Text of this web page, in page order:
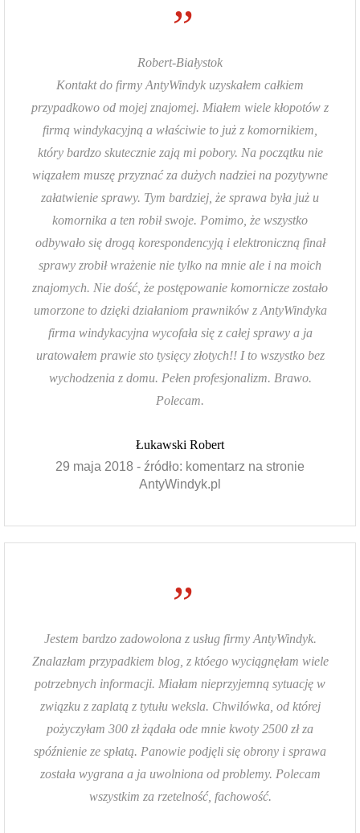
”
Robert-Białystok
Kontakt do firmy AntyWindyk uzyskałem całkiem
przypadkowo od mojej znajomej. Miałem wiele kłopotów z
firmą windykacyjną a właściwie to już z komornikiem,
który bardzo skutecznie zają mi pobory. Na początku nie
wiązałem muszę przyznać za dużych nadziei na pozytywne
załatwienie sprawy. Tym bardziej, że sprawa była już u
komornika a ten robił swoje. Pomimo, że wszystko
odbywało się drogą korespondencyją i elektroniczną finał
sprawy zrobił wrażenie nie tylko na mnie ale i na moich
znajomych. Nie dość, że postępowanie komornicze zostało
umorzone to dzięki działaniom prawników z AntyWindyka
firma windykacyjna wycofała się z całej sprawy a ja
uratowałem prawie sto tysięcy złotych!! I to wszystko bez
wychodzenia z domu. Pełen profesjonalizm. Brawo.
Polecam.
Łukawski Robert
29 maja 2018 - źródło: komentarz na stronie
AntyWindyk.pl
”
Jestem bardzo zadowolona z usług firmy AntyWindyk.
Znalazłam przypadkiem blog, z któego wyciągnęłam wiele
potrzebnych informacji. Miałam nieprzyjemną sytuację w
związku z zaplatą z tytułu weksla. Chwilówka, od której
pożyczyłam 300 zł żądała ode mnie kwoty 2500 zł za
spóźnienie ze spłatą. Panowie podjęli się obrony i sprawa
została wygrana a ja uwolniona od problemy. Polecam
wszystkim za rzetelność, fachowość.